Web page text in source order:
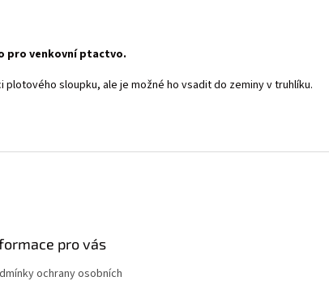
pro venkovní ptactvo.
plotového sloupku, ale je možné ho vsadit do zeminy v truhlíku.
pro vás
ochrany osobních